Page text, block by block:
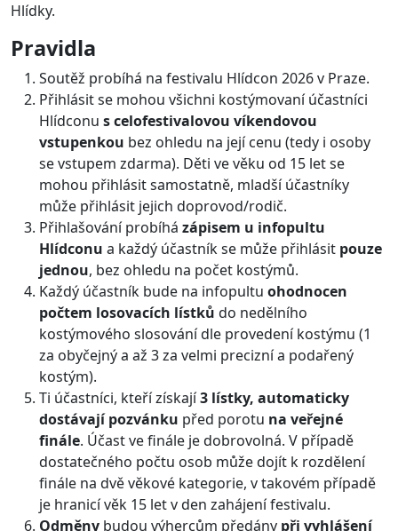
Hlídky.
Pravidla
Soutěž probíhá na festivalu Hlídcon 2026 v Praze.
Přihlásit se mohou všichni kostýmovaní účastníci
Hlídconu s celofestivalovou víkendovou
vstupenkou bez ohledu na její cenu (tedy i osoby
se vstupem zdarma). Děti ve věku od 15 let se
mohou přihlásit samostatně, mladší účastníky
může přihlásit jejich doprovod/rodič.
Přihlašování probíhá zápisem u infopultu
Hlídconu a každý účastník se může přihlásit pouze
jednou, bez ohledu na počet kostýmů.
Každý účastník bude na infopultu ohodnocen
počtem losovacích lístků do nedělního
kostýmového slosování dle provedení kostýmu (1
za obyčejný a až 3 za velmi precizní a podařený
kostým).
Ti účastníci, kteří získají3 lístky, automaticky
dostávají pozvánku před porotu na veřejné
finále. Účast ve finále je dobrovolná. V případě
dostatečného počtu osob může dojít k rozdělení
finále na dvě věkové kategorie, v takovém případě
je hranicí věk 15 let v den zahájení festivalu.
Odměny budou výhercům předány při vyhlášení